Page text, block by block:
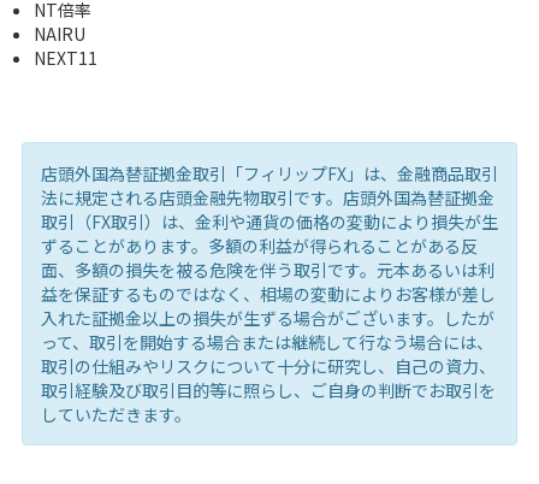
NT倍率
NAIRU
NEXT11
店頭外国為替証拠金取引「フィリップFX」は、金融商品取引
法に規定される店頭金融先物取引です。店頭外国為替証拠金
取引（FX取引）は、金利や通貨の価格の変動により損失が生
ずることがあります。多額の利益が得られることがある反
面、多額の損失を被る危険を伴う取引です。元本あるいは利
益を保証するものではなく、相場の変動によりお客様が差し
入れた証拠金以上の損失が生ずる場合がございます。したが
って、取引を開始する場合または継続して行なう場合には、
取引の仕組みやリスクについて十分に研究し、自己の資力、
取引経験及び取引目的等に照らし、ご自身の判断でお取引を
していただきます。